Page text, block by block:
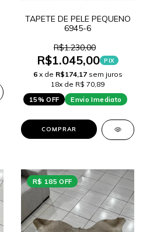
TAPETE DE PELE PEQUENO
6945-6
R$1.230,00
R$1.045,00 PIX
6 x de R$174,17 sem juros
18x de R$ 70,89
15% OFF
Envio Imediato
COMPRAR
R$ 185 OFF